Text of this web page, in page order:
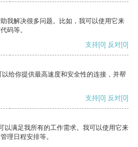
我解决很多问题。比如，我可以使用它来
码等。
支持[0] 反对[0]
给你提供最高速度和安全性的连接，并帮
支持[0] 反对[0]
以满足我所有的工作需求。我可以使用它来
理日程安排等。